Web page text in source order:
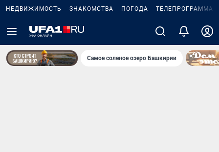
НЕДВИЖИМОСТЬ ЗНАКОМСТВА ПОГОДА ТЕЛЕПРОГРАММА
Самое соленое озеро Башкирии